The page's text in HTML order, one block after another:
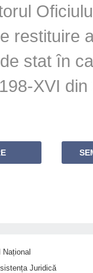
restituire
stat în
XVI
Național
Juridică